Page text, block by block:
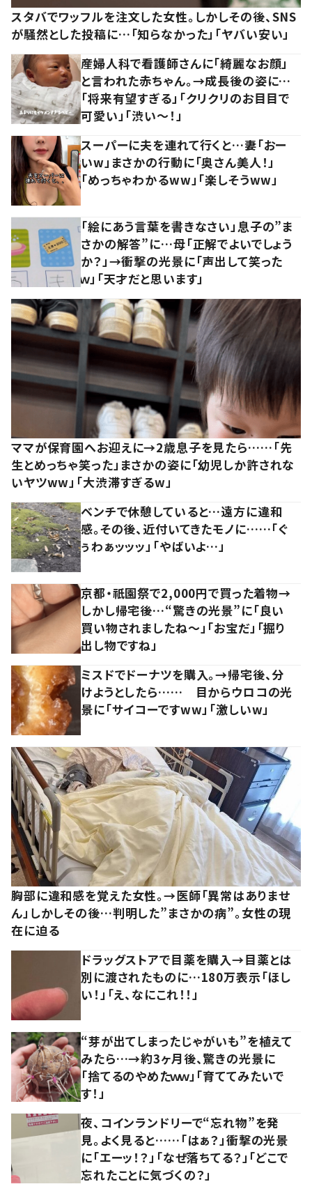
スタバでワッフルを注文した女性。しかしその後、SNS
が騒然とした投稿に…「知らなかった」「ヤバい安い」
産婦人科で看護師さんに「綺麗なお顔」
と言われた赤ちゃん。→成長後の姿に…
「将来有望すぎる」「クリクリのお目目で
可愛い」「渋い～！」
スーパーに夫を連れて行くと…妻「おー
いw」まさかの行動に「奥さん美人！」
「めっちゃわかるww」「楽しそうww」
「絵にあう言葉を書きなさい」息子の”ま
さかの解答”に…母「正解でよいでしょう
か？」→衝撃の光景に「声出して笑った
ｗ」「天才だと思います」
ママが保育園へお迎えに→2歳息子を見たら……「先
生とめっちゃ笑った」まさかの姿に「幼児しか許されな
いヤツww」「大渋滞すぎるw」
ベンチで休憩していると…遠方に違和
感。その後、近付いてきたモノに……「ぐ
ぅわぁッッッ」「やばいよ…」
京都・祇園祭で2,000円で買った着物→
しかし帰宅後…“驚きの光景”に「良い
買い物されましたね～」「お宝だ」「掘り
出し物ですね」
ミスドでドーナツを購入。→帰宅後、分
けようとしたら…… 目からウロコの光
景に「サイコーですww」「激しいw」
胸部に違和感を覚えた女性。→医師「異常はありませ
ん」しかしその後…判明した”まさかの病”。女性の現
在に迫る
ドラッグストアで目薬を購入→目薬とは
別に渡されたものに…180万表示「ほし
い！」「え、なにこれ！！」
“芽が出てしまったじゃがいも”を植えて
みたら…→約3ヶ月後、驚きの光景に
「捨てるのやめたｗｗ」「育ててみたいで
す！」
夜、コインランドリーで“忘れ物”を発
見。よく見ると……「はぁ？」衝撃の光景
に「エーッ！？」「なぜ落ちてる？」「どこで
忘れたことに気づくの？」